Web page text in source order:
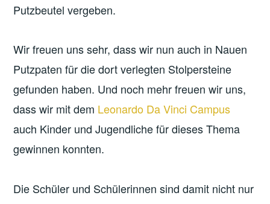
Putzbeutel vergeben.
Wir freuen uns sehr, dass wir nun auch in Nauen
Putzpaten für die dort verlegten Stolpersteine
gefunden haben. Und noch mehr freuen wir uns,
dass wir mit dem Leonardo Da Vinci Campus
auch Kinder und Jugendliche für dieses Thema
gewinnen konnten.
Die Schüler und Schülerinnen sind damit nicht nur